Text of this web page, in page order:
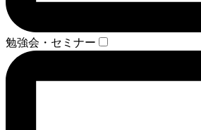
勉強会・セミナー